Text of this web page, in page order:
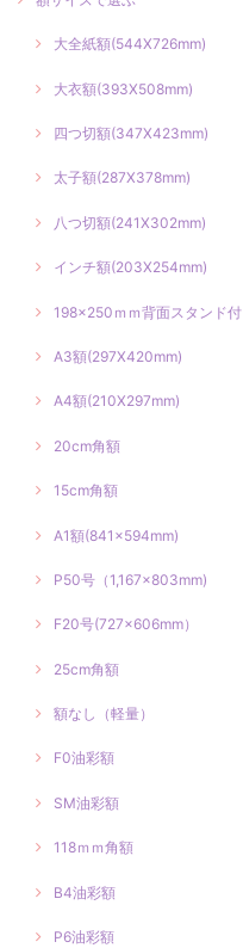
大全紙額(544X726mm)
大衣額(393X508mm)
四つ切額(347X423mm)
太子額(287X378mm)
八つ切額(241X302mm)
インチ額(203X254mm)
198×250ｍｍ背面スタンド付
A3額(297X420mm)
A4額(210X297mm)
20cm角額
15cm角額
A1額(841×594mm)
P50号（1,167×803mm)
F20号(727×606mm）
25cm角額
額なし（軽量）
F0油彩額
SM油彩額
118ｍｍ角額
B4油彩額
P6油彩額